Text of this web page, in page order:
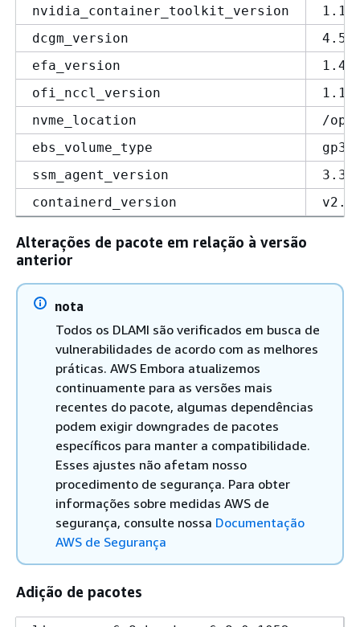
nvidia_container_toolkit_version
dcgm_version
efa_version
ofi_nccl_version
nvme_location
/opt/
ebs_volume_type
gp3
ssm_agent_version
containerd_version
Alterações de pacote em relação à versão
anterior
nota
Todos os DLAMI são verificados em busca de
vulnerabilidades de acordo com as melhores
práticas. AWS Embora atualizemos
continuamente para as versões mais
recentes do pacote, algumas dependências
podem exigir downgrades de pacotes
específicos para manter a compatibilidade.
Esses ajustes não afetam nosso
procedimento de segurança. Para obter
informações sobre medidas AWS de
segurança, consulte nossa Documentação
AWS de Segurança
Adição de pacotes